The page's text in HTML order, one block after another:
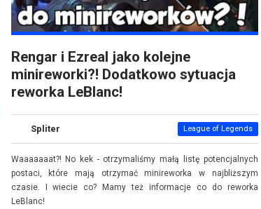
Rengar i Ezreal jako kolejne
minireworki?! Dodatkowo sytuacja
reworka LeBlanc!
Spliter League of Legends
Waaaaaaat?! No kek - otrzymaliśmy małą listę potencjalnych
postaci, które mają otrzymać minireworka w najbliższym
czasie. I wiecie co? Mamy też informacje co do reworka
LeBlanc!